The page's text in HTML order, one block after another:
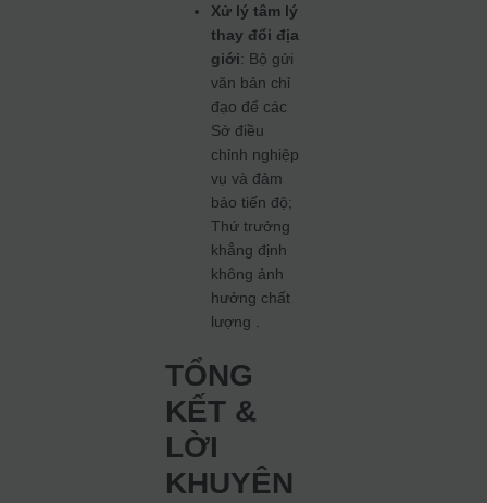
Xử lý tâm lý
thay đổi địa
giới: Bộ gửi
văn bản chỉ
đạo để các
Sở điều
chỉnh nghiệp
vụ và đảm
bảo tiến độ;
Thứ trưởng
khẳng định
không ảnh
hưởng chất
lượng .
TỔNG
KẾT &
LỜI
KHUYÊN